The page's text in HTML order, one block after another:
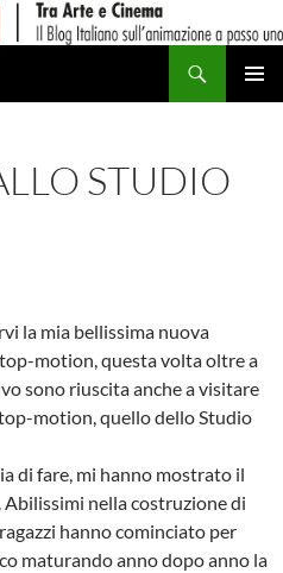
STUDIO
la mia bellissima nuova
motion, questa volta oltre a
sono riuscita anche a visitare
motion, quello dello Studio
di fare, mi hanno mostrato il
nella costruzione di
hanno cominciato per
maturando anno dopo anno la